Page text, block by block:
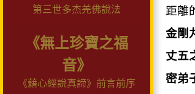
第三世多杰羌佛說法
《無上珍寶之福
音》
《藉心經說真諦》前言前序
距離
金剛
丈五
密弟